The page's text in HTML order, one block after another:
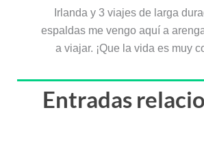
Irlanda y 3 viajes de larga
espaldas me vengo aquí a
a viajar. ¡Que la vida es muy
Entradas